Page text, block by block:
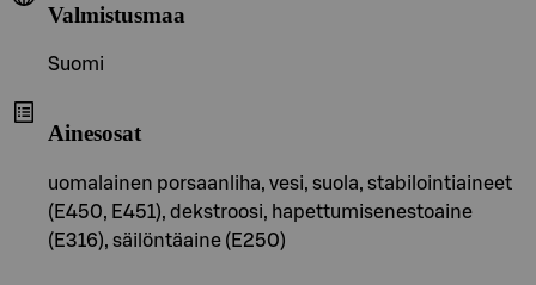
Valmistusmaa
Suomi
Ainesosat
uomalainen porsaanliha, vesi, suola, stabilointiaineet
(E450, E451), dekstroosi, hapettumisenestoaine
(E316), säilöntäaine (E250)